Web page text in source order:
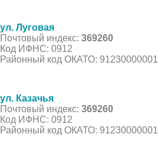
ул. Луговая
Почтовый индекс: 369260
Код ИФНС: 0912
Районный код ОКАТО: 91230000001
ул. Казачья
Почтовый индекс: 369260
Код ИФНС: 0912
Районный код ОКАТО: 91230000001